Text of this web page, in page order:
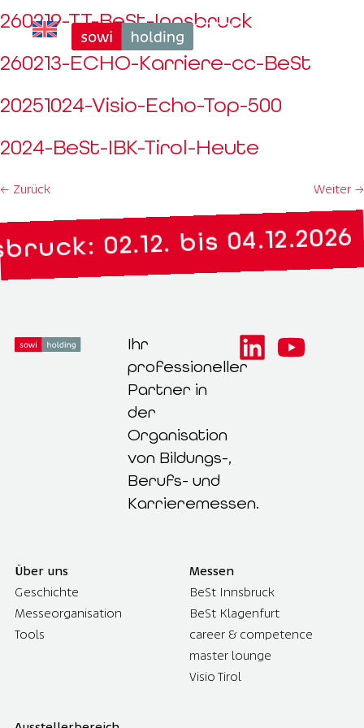
260219-TT-BeSt-Innsbruck
260213-ECHO-Karriere-cc-BeSt
20251024-Visio-Echo-Top-500
2024-BeSt-IBK-Tirol-Heute
← Zurück Weiter →
02.12. bis 04.12.2026
Ihr
professioneller
Partner in
der
Organisation
von Bildungs-,
Berufs- und
Karrieremessen.
Über uns
Geschichte
Messeorganisation
Tools
Messen
BeSt Innsbruck
BeSt Klagenfurt
career & competence
master lounge
Visio Tirol